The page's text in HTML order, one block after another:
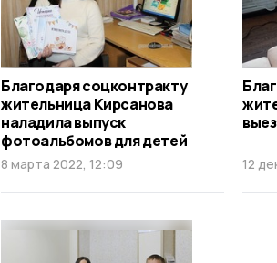
Благодаря соцконтракту
жительница Кирсанова
наладила выпуск
фотоальбомов для детей
8 марта 2022, 12:09 12